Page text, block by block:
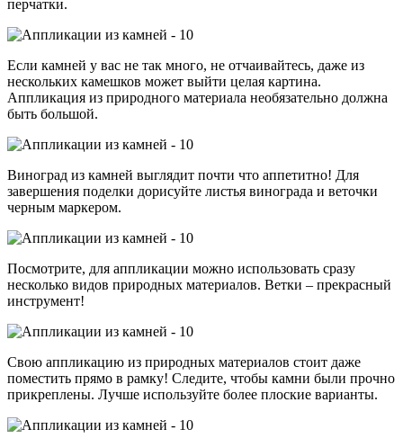
перчатки.
Если камней у вас не так много, не отчаивайтесь, даже из
нескольких камешков может выйти целая картина.
Аппликация из природного материала необязательно должна
быть большой.
Виноград из камней выглядит почти что аппетитно! Для
завершения поделки дорисуйте листья винограда и веточки
черным маркером.
Посмотрите, для аппликации можно использовать сразу
несколько видов природных материалов. Ветки – прекрасный
инструмент!
Свою аппликацию из природных материалов стоит даже
поместить прямо в рамку! Следите, чтобы камни были прочно
прикреплены. Лучше используйте более плоские варианты.